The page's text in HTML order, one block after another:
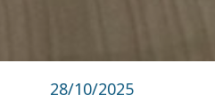
28/10/2025